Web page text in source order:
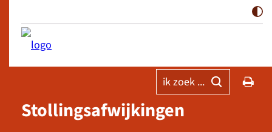
ik zoek ...
Stollingsafwijkingen